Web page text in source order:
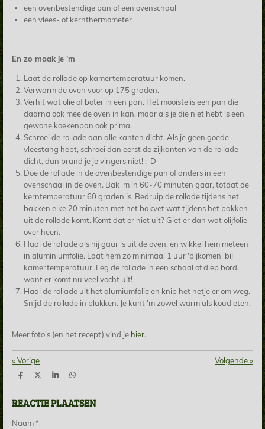
een ovenbestendige pan of een ovenschaal
een vlees- of kernthermometer
En zo maak je 'm
Laat de rollade op kamertemperatuur komen.
Verwarm de oven voor op 175 graden.
Verhit wat olie of boter in een pan. Het mooiste is een pan die
daarna ook mee de oven in kan, maar als je die niet hebt is een
gewone koekenpan ook prima.
Schroei de rollade aan alle kanten dicht. Als je geen goede
vleestang hebt, schroei dan eerst de zijkanten van de rollade
dicht, dan brand je je vingers niet! :-D
Doe de rollade in de ovenbestendige pan of anders in een
ovenschaal in de oven. Bak 'm in 60-70 minuten gaar, totdat de
kerntemperatuur 60 graden is. Bedruip de rollade tijdens het
bakken elke 20 minuten met het bakvet wat tijdens het bakken
uit de rollade komt. Komt dat er niet uit? Giet er dan wat olijfolie
over heen.
Haal de rollade als hij gaar is uit de oven, en wikkel hem meteen
in aluminiumfolie. Laat hem zo minimaal 1 uur 'bijkomen' bij
kamertemperatuur. Leg de rollade in een schaal of diep bord,
want er komt nu veel vocht uit!
Haal de rollade uit het alumiumfolie en knip het netje er om weg.
Snijd de rollade in plakken. Je kunt 'm zowel warm als koud eten.
Meer foto's (en het recept) vind je hier.
«Vorige Volgende»
D
e
n
D
l
S
r
e
D
e
n
REACTIE PLAATSEN
Naam *